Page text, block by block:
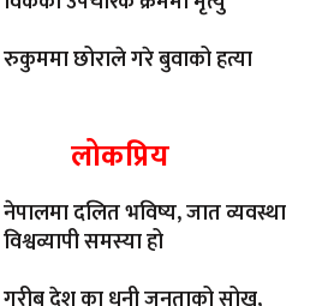
रुकुममा छोराले गरे बुवाको हत्या
लोकप्रिय
नेपालमा दलित भविष्य, जात व्यवस्था
विश्वव्यापी समस्या हो